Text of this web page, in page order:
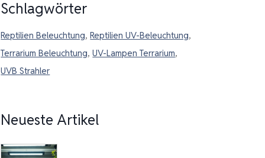
Schlagwörter
Reptilien Beleuchtung, Reptilien UV-Beleuchtung,
Terrarium Beleuchtung, UV-Lampen Terrarium,
UVB Strahler
Neueste Artikel